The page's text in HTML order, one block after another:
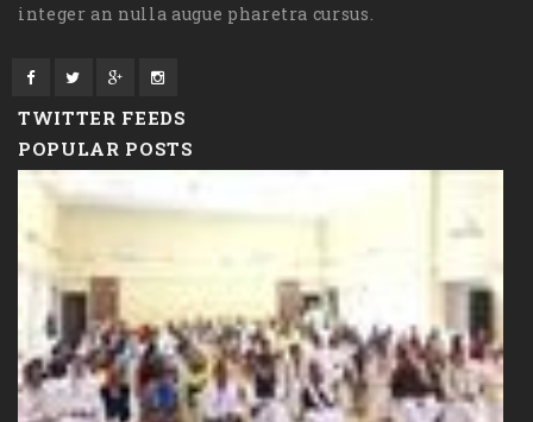
integer an nulla augue pharetra cursus.
TWITTER FEEDS
POPULAR POSTS